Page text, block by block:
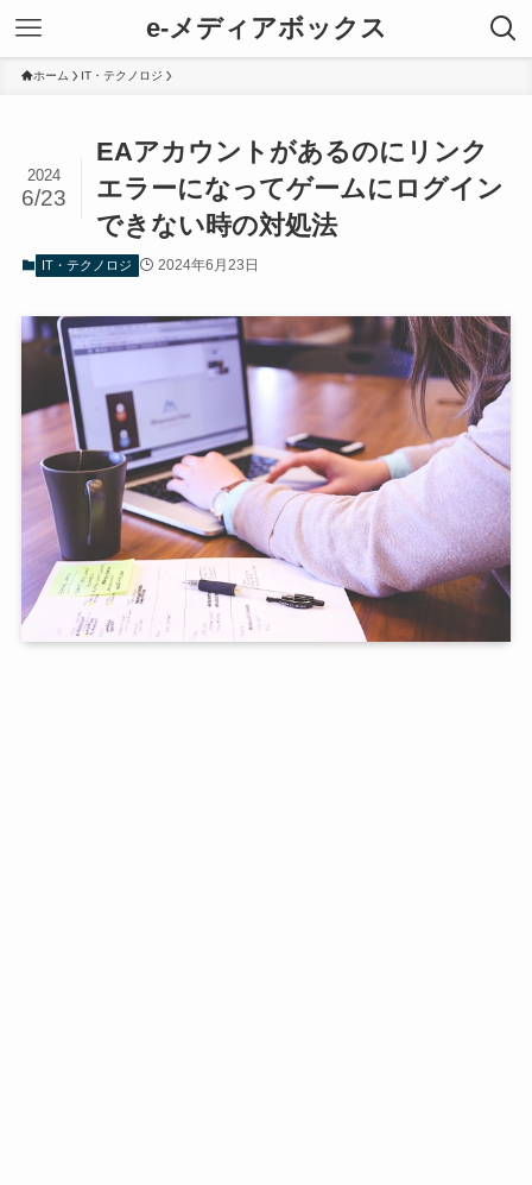
e-メディアボックス
ホーム IT・テクノロジ
EAアカウントがあるのにリンク
エラーになってゲームにログイン
できない時の対処法
2024
6/23
IT・テクノロジ 2024年6月23日